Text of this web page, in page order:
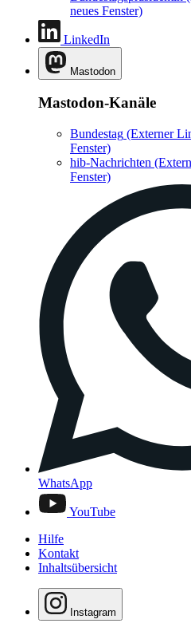
neues Fenster)
LinkedIn
Mastodon
Mastodon-Kanäle
Bundestag (Externer
Fenster)
hib-Nachrichten
Fenster)
WhatsApp
YouTube
Hilfe
Kontakt
Inhaltsübersicht
Instagram